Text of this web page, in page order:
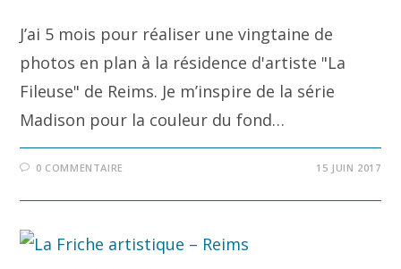
J’ai 5 mois pour réaliser une vingtaine de
photos en plan à la résidence d'artiste "La
Fileuse" de Reims. Je m’inspire de la série
Madison pour la couleur du fond…
0 COMMENTAIRE 15 JUIN 2017